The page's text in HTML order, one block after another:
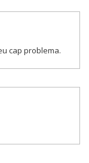
cap problema.